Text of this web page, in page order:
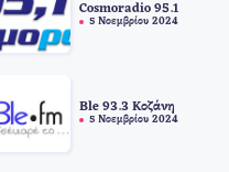
Cosmoradio 95.1
5 Νοεμβρίου 2024
Ble 93.3 Κοζάνη
5 Νοεμβρίου 2024